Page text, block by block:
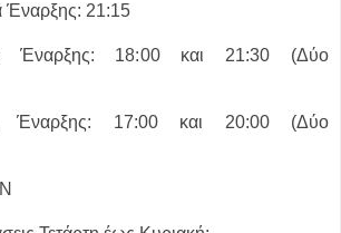
21:15
Έναρξης: 18:00 και 21:30 (Δύο
Έναρξης: 17:00 και 20:00 (Δύο